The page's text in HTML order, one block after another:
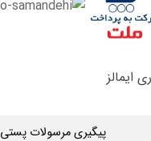
پیگیری مرسولات پستی